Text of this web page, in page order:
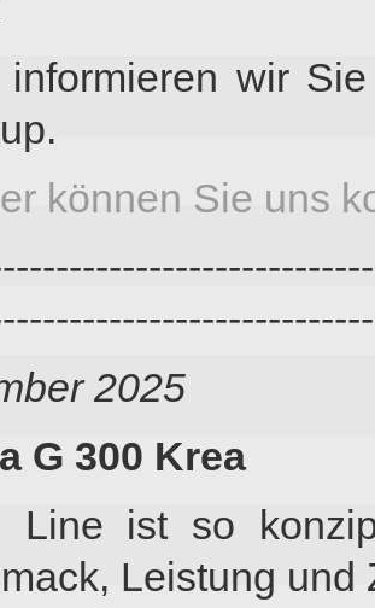
informieren wir
können Sie uns
2025
G 300 Krea
Line ist so
Leistung